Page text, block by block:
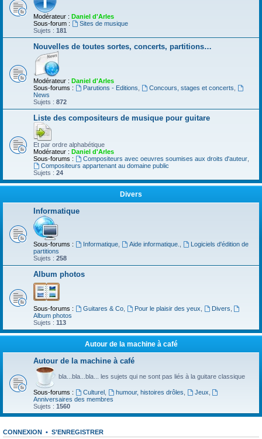
Modérateur : Daniel d'Arles
Sous-forum :
Sites de musique
Sujets : 181
Nouvelles de toutes sortes, concerts, partitions…
Modérateur : Daniel d'Arles
Sous-forums :
Parutions - Editions Concours, stages et concerts
News
Sujets : 872
Liste des compositeurs de musique pour guitare
Et par ordre alphabétique
Modérateur : Daniel d'Arles
Sous-forums :
Compositeurs avec oeuvres soumises aux droits d'auteur,
Compositeurs appartenant au domaine public
Sujets : 24
Divers
Informatique
Sous-forums : Informatique, Aide informatique.
Logiciels d'édition de
partitions
Sujets : 258
Album photos
Sous-forums : Guitares & Co, Pour le plaisir des yeux Divers
Album photos
Sujets : 113
Autour de la machine à café
Autour de la machine à café
bla...bla...bla... les sujets qui ne sont pas liés à la guitare classique
Sous-forums : Culturel, humour, histoires drôles Jeux
Anniversaires des membres
Sujets : 1560
CONNEXION • S’ENREGISTRER